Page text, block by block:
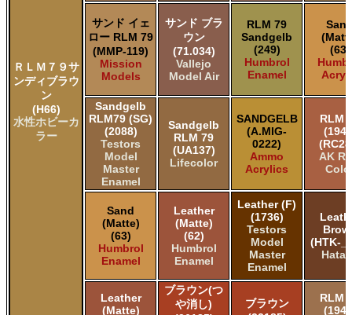
ＲＬＭ７９サ
ンディブラウ
ン
(H66)
水性ホビーカ
ラー
サンド イェ
ロー RLM 79
(MMP-119)
Mission
Models
サンド ブラ
ウン
(71.034)
Vallejo
Model Air
RLM 79
Sandgelb
(249)
Humbrol
Enamel
(63)
Sandgelb
RLM79 (SG)
(2088)
Testors
Model
Master
Enamel
Sandgelb
RLM 79
(UA137)
Lifecolor
SANDGELB
(A.MIG-
0222)
Ammo
Acrylics
RLM
AK
Sand
(Matte)
(63)
Humbrol
Enamel
Leather
(Matte)
(62)
Humbrol
Enamel
Leather (F)
(1736)
Testors
Model
Master
Enamel
(HTK-
Leather
(Matte)
ブラウン(つ
や消し)
ブラウン
RLM